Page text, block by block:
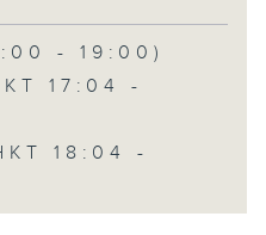
- 19:00)
17:04 -
18:04 -